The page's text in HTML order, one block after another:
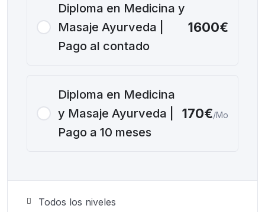
Diploma en Medicina y
Masaje Ayurveda |
Pago al contado
1600€
Diploma en Medicina
y Masaje Ayurveda |
Pago a 10 meses
170€/Mo
Todos los niveles